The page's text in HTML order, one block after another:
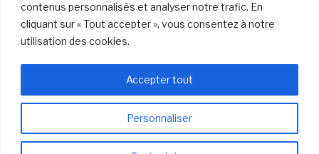
contenus personnalisés et analyser notre trafic. En
cliquant sur « Tout accepter », vous consentez à notre
utilisation des cookies.
Personnaliser
Accepter tout
Tous droits réservés. © La boîte à bijoux 2026
info@laboiteabijoux.ca